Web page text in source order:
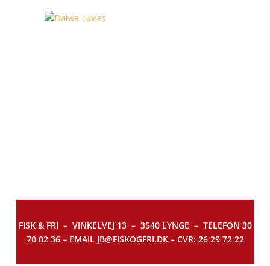
FISK & FRI – VINKELVEJ 13 – 3540 LYNGE – TELEFON 30
70 02 36 – EMAIL JB@FISKOGFRI.DK – CVR: 26 29 72 22